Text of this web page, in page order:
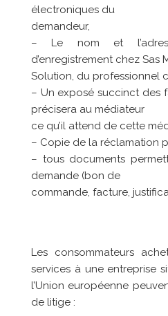
électroniques du
demandeur,
– Le nom et
d’enregistrement chez Sas
Solution, du professionnel
– Un exposé succinct des
précisera au médiateur
ce qu’il attend de cette
– Copie de la réclamation
– tous documents
demande (bon de
commande, facture,
Les consommateurs
services à une entreprise
l’Union européenne
de litige :